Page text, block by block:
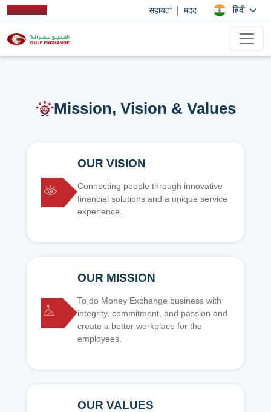
सहायता मदद हिंदी
Mission, Vision & Values
OUR VISION
Connecting people through innovative
financial solutions and a unique service
experience.
OUR MISSION
To do Money Exchange business with
integrity, commitment, and passion and
create a better workplace for the
employees.
OUR VALUES